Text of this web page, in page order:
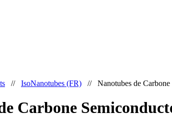
// IsoNanotubes (FR) // Nanotubes de
Carbone